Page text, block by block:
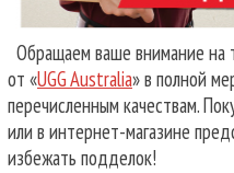
Обращаем ваше внимание на
от «UGG Australia» в полной
перечисленным качествам.
или в интернет-магазине
избежать подделок!